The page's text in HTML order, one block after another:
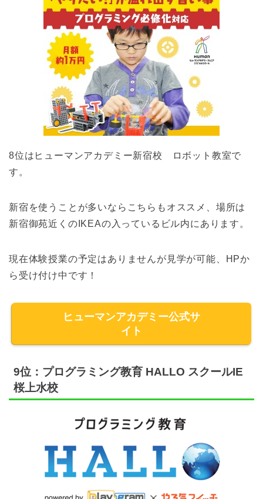
8位はヒューマンアカデミー新宿校 ロボット教室で
す。
新宿を使うことが多いならこちらもオススメ、場所は
新宿御苑近くのIKEAの入っているビル内にあります。
現在体験授業の予定はありませんが見学が可能、HPか
ら受け付け中です！
ヒューマンアカデミー公式サ
イト
9位：プログラミング教育 HALLO スクールIE
桜上水校